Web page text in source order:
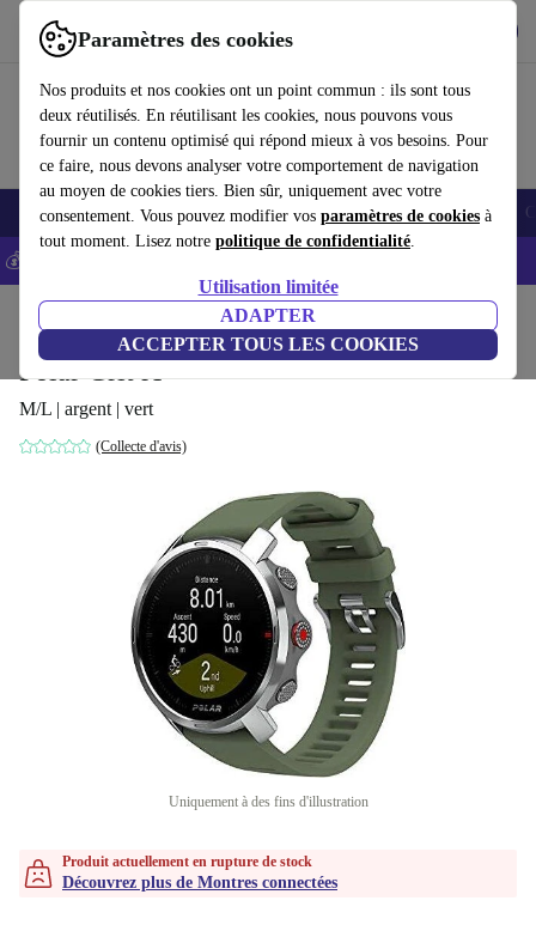
Paramètres des cookies
Nos produits et nos cookies ont un point commun : ils sont tous
deux réutilisés. En réutilisant les cookies, nous pouvons vous
fournir un contenu optimisé qui répond mieux à vos besoins. Pour
ce faire, nous devons analyser votre comportement de navigation
au moyen de cookies tiers. Bien sûr, uniquement avec votre
consentement. Vous pouvez modifier vos paramètres de cookies à
tout moment. Lisez notre politique de confidentialité.
Utilisation limitée
ADAPTER
ACCEPTER TOUS LES COOKIES
Utilisez refurbed rapidement et facilement
Smartphones Laptops Tablettes Montres connectées Accessoires
💰-5% EXTRA sur les iPhones – Code: IPHONEDEAL -
Montres connectées
Polar Grit X
M/L | argent | vert
(Collecte d'avis)
Uniquement à des fins d'illustration
Produit actuellement en rupture de stock
Découvrez plus de Montres connectées